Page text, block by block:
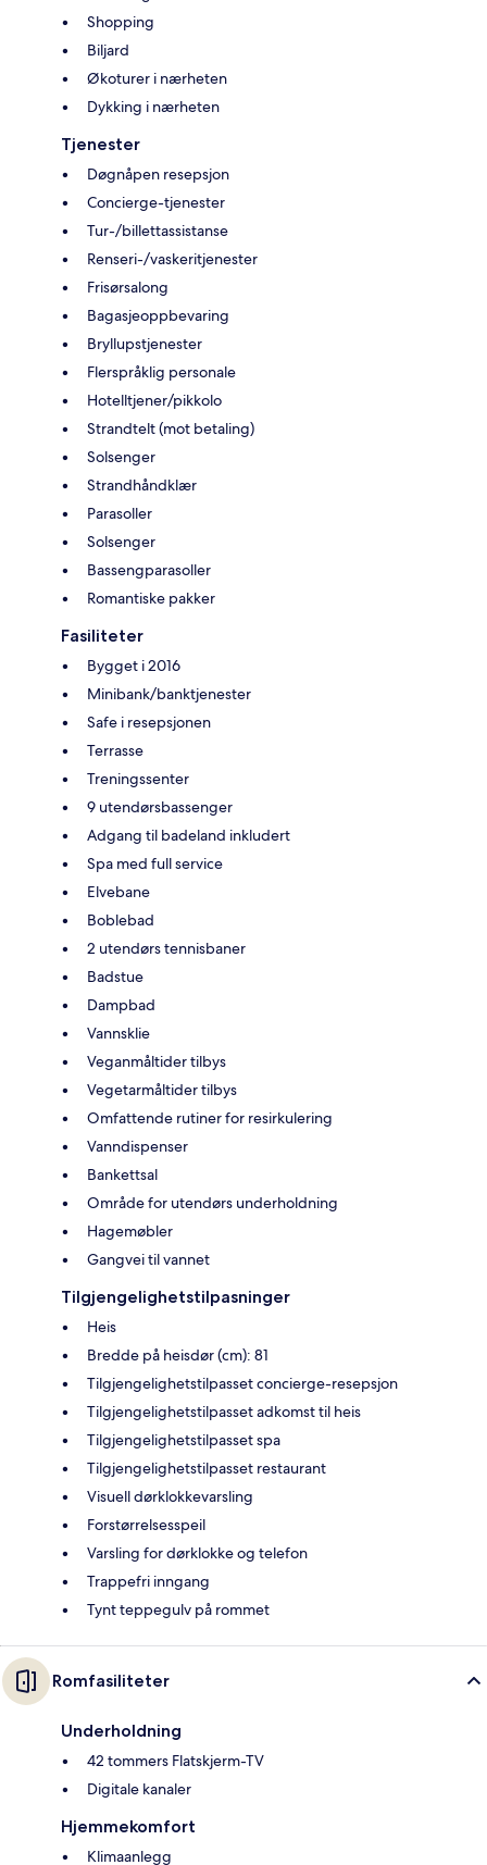
Shopping
Biljard
Økoturer i nærheten
Dykking i nærheten
Tjenester
Døgnåpen resepsjon
Concierge-tjenester
Tur-/billettassistanse
Renseri-/vaskeritjenester
Frisørsalong
Bagasjeoppbevaring
Bryllupstjenester
Flerspråklig personale
Hotelltjener/pikkolo
Strandtelt (mot betaling)
Solsenger
Strandhåndklær
Parasoller
Solsenger
Bassengparasoller
Romantiske pakker
Fasiliteter
Bygget i 2016
Minibank/banktjenester
Safe i resepsjonen
Terrasse
Treningssenter
9 utendørsbassenger
Adgang til badeland inkludert
Spa med full service
Elvebane
Boblebad
2 utendørs tennisbaner
Badstue
Dampbad
Vannsklie
Veganmåltider tilbys
Vegetarmåltider tilbys
Omfattende rutiner for resirkulering
Vanndispenser
Bankettsal
Område for utendørs underholdning
Hagemøbler
Gangvei til vannet
Tilgjengelighetstilpasninger
Heis
Bredde på heisdør (cm): 81
Tilgjengelighetstilpasset concierge-resepsjon
Tilgjengelighetstilpasset adkomst til heis
Tilgjengelighetstilpasset spa
Tilgjengelighetstilpasset restaurant
Visuell dørklokkevarsling
Forstørrelsesspeil
Varsling for dørklokke og telefon
Trappefri inngang
Tynt teppegulv på rommet
Romfasiliteter
Underholdning
42 tommers Flatskjerm-TV
Digitale kanaler
Hjemmekomfort
Klimaanlegg